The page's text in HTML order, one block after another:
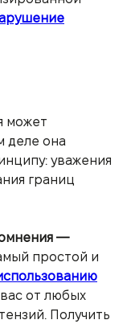
может
деле она
уважения
границ
—
простой и
от любых
Получить